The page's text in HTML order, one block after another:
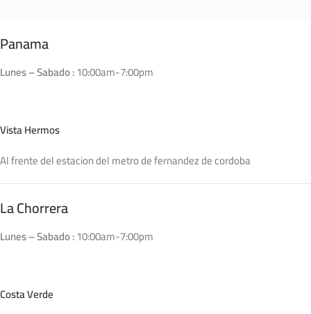
Panama
Lunes – Sabado :10:00am-7:00pm
Vista Hermos
Al frente del estacion del metro de fernandez de cordoba
La Chorrera
Lunes – Sabado :10:00am-7:00pm
Costa Verde